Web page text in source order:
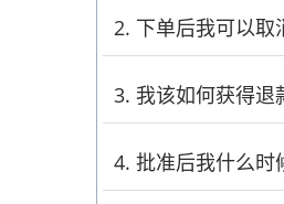
在Coolmuster，我们
人提供无缝且愉快的
2. 下单后我可以取
付款处理完成后，订
所有产品）。这样你
需要退款吗？如果您
3. 我该如何获得退
我们提供无忧保障。
4. 批准后我什么时